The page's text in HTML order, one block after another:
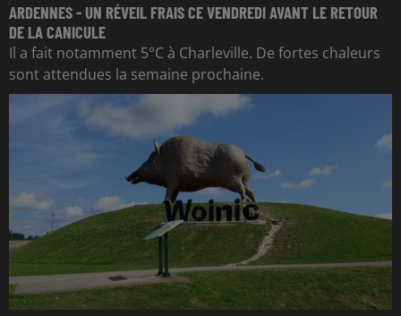
ARDENNES - UN RÉVEIL FRAIS CE VENDREDI AVANT LE RETOUR
DE LA CANICULE
Il a fait notamment 5°C à Charleville. De fortes chaleurs
sont attendues la semaine prochaine.